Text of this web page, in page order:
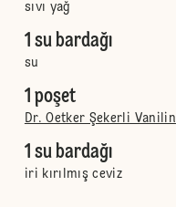
sıvı yağ
1 su bardağı
su
1 poşet
Dr. Oetker Şekerli Vanilin
1 su bardağı
iri kırılmış ceviz